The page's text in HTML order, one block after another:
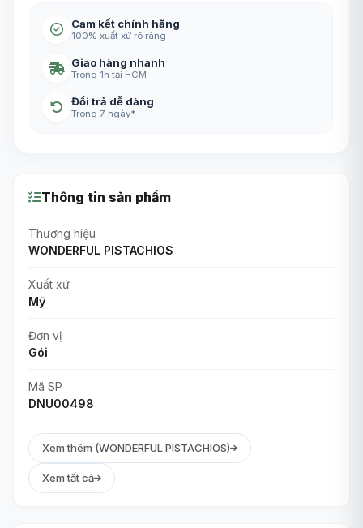
Cam kết chính hãng
100% xuất xứ rõ ràng
Giao hàng nhanh
Trong 1h tại HCM
Đổi trả dễ dàng
Trong 7 ngày*
Thông tin sản phẩm
Thương hiệu
WONDERFUL PISTACHIOS
Xuất xứ
Mỹ
Đơn vị
Gói
Mã SP
DNU00498
Xem thêm (WONDERFUL PISTACHIOS)
Xem tất cả